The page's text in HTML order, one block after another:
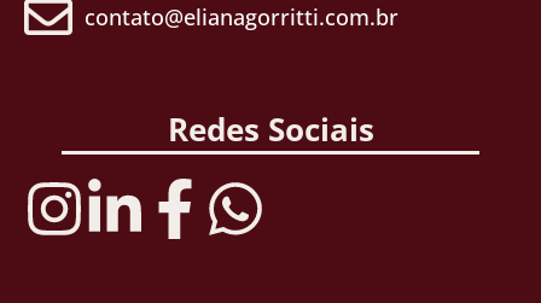
contato@elianagorritti.com.br
Redes Sociais